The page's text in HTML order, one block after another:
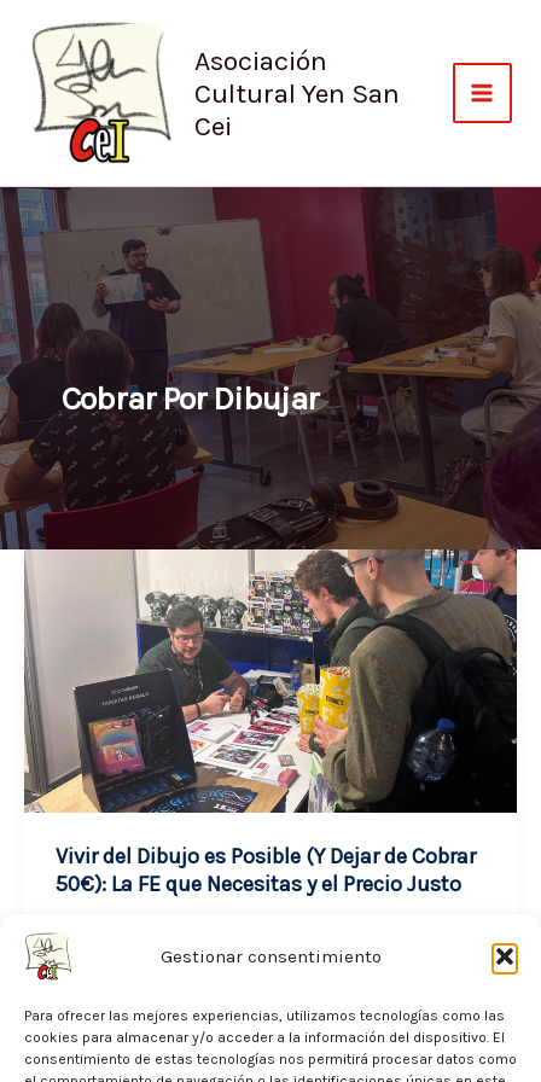
Gestionar consentimiento
Para ofrecer las mejores experiencias, utilizamos tecnologías como las
cookies para almacenar y/o acceder a la información del dispositivo. El
consentimiento de estas tecnologías nos permitirá procesar datos como
contenido
Asociación
Cultural Yen San
Cei
Cobrar Por Dibujar
Vivir del Dibujo es Posible (Y Dejar de Cobrar
50€): La FE que Necesitas y el Precio Justo
noviembre 30, 2025
Desde que empecé a dibujar, siempre me he
encontrado con dos tipos de mensajes: el que
te anima a mejorar […]